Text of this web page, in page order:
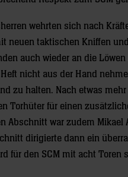
wehrten sich nach
neuen taktischen Kniffen
auch wieder an die
nicht aus der Hand
zu halten. Nach etwas
Torhüter für einen
Abschnitt war zudem Mikael
dirigierte dann ein
für den SCM mit acht Toren